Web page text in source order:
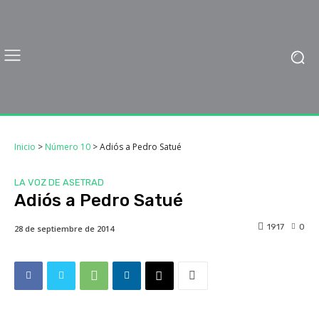
Inicio > Número 10 >Adiós a Pedro Satué
LA VOZ DE ASETRAD
Adiós a Pedro Satué
28 de septiembre de 2014 0
1917